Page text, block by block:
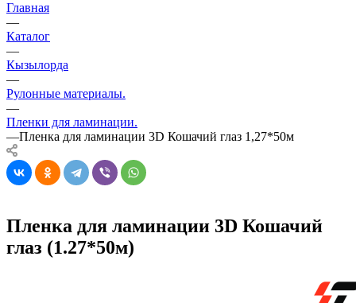
Главная
—
Каталог
—
Кызылорда
—
Рулонные материалы.
—
Пленки для ламинации.
—Пленка для ламинации 3D Кошачий глаз 1,27*50м
Пленка для ламинации 3D Кошачий
глаз (1.27*50м)